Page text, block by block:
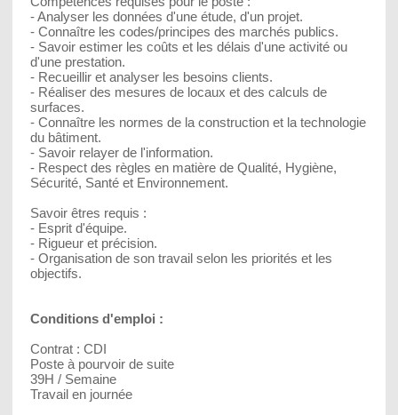
- Analyser les données d'une étude, d'un projet.
- Connaître les codes/principes des marchés publics.
- Savoir estimer les coûts et les délais d'une activité ou
d'une prestation.
- Recueillir et analyser les besoins clients.
- Réaliser des mesures de locaux et des calculs de
surfaces.
- Connaître les normes de la construction et la technologie
du bâtiment.
- Savoir relayer de l'information.
- Respect des règles en matière de Qualité, Hygiène,
Sécurité, Santé et Environnement.
Savoir êtres requis :
- Esprit d'équipe.
- Rigueur et précision.
- Organisation de son travail selon les priorités et les
objectifs.
Conditions d'emploi :
Contrat : CDI
Poste à pourvoir de suite
39H / Semaine
Travail en journée